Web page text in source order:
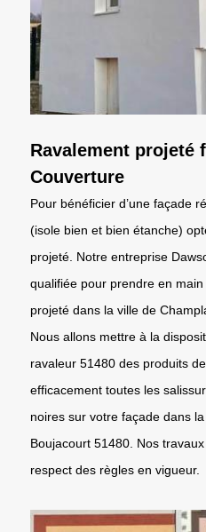
Ravalement projeté
Couverture
Pour bénéficier d’une façade
(isole bien et bien étanche)
projeté. Notre entreprise
qualifiée pour prendre en
projeté dans la ville de
Nous allons mettre à la
ravaleur 51480 des produits
efficacement toutes les
noires sur votre façade dans
Boujacourt 51480. Nos
respect des règles en vigueur.